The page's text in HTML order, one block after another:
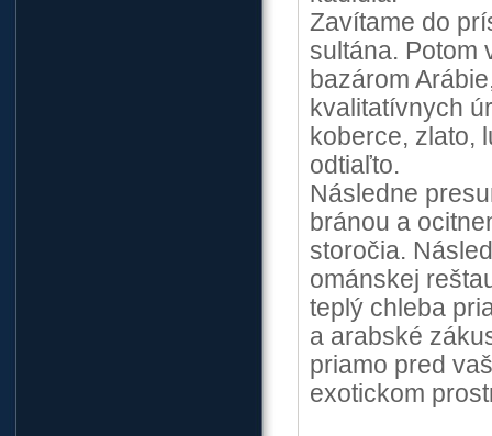
Zavítame do
sultána. Potom
bazárom
kvalitatívnych
koberce, zlato,
odtiaľto.
Následne
bránou a
storočia.
ománskej
teplý chleba
a arabské
priamo pred
exotickom